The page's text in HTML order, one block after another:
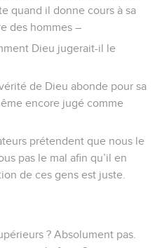
quand il donne cours à sa
des hommes –
Dieu jugerait-il le
de Dieu abonde pour sa
encore jugé comme
prétendent que nous le
pas le mal afin qu’il en
de ces gens est juste.
? Absolument pas.